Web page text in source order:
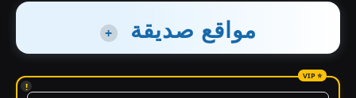
مواقع صديقة +
!